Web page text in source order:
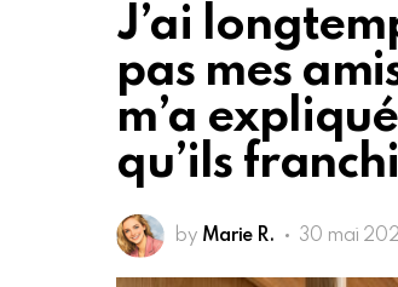
J’ai
pas mes
m’a
qu’ils
by Marie R. 30 mai